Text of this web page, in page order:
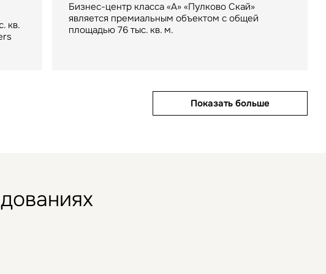
кв.
Бизнес-центр класса «А» «Пулково Скай»
является премиальным объектом с общей
площадью 76 тыс. кв. м.
Показать больше
Петербурга
Крупнейший российский маркетплейс стал
арендатором склада в индустриальном парке
«РУСИЧ Холмогоры» на северо-востоке Москвы
Показать больше